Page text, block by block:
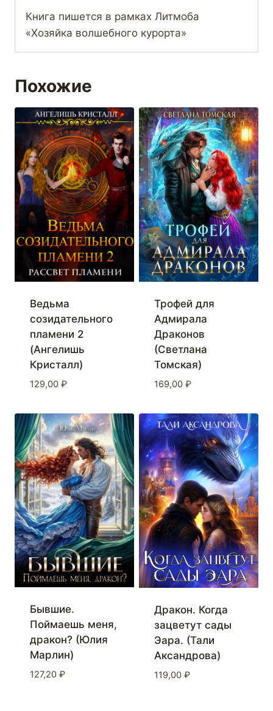
Книга пишется в рамках Литмоба
«Хозяйка волшебного курорта»
Похожие
Ведьма
созидательного
пламени 2
(Ангелишь
Кристалл)
129,00 ₽
Трофей для
Адмирала
Драконов
(Светлана
Томская)
169,00 ₽
Бывшие.
Поймаешь меня,
дракон? (Юлия
Марлин)
127,20 ₽
Дракон. Когда
зацветут сады
Эара. (Тали
Аксандрова)
119,00 ₽